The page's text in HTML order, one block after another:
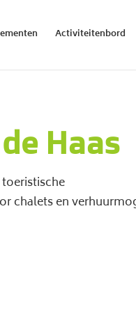
Activiteitenbord
Haas
chalets en